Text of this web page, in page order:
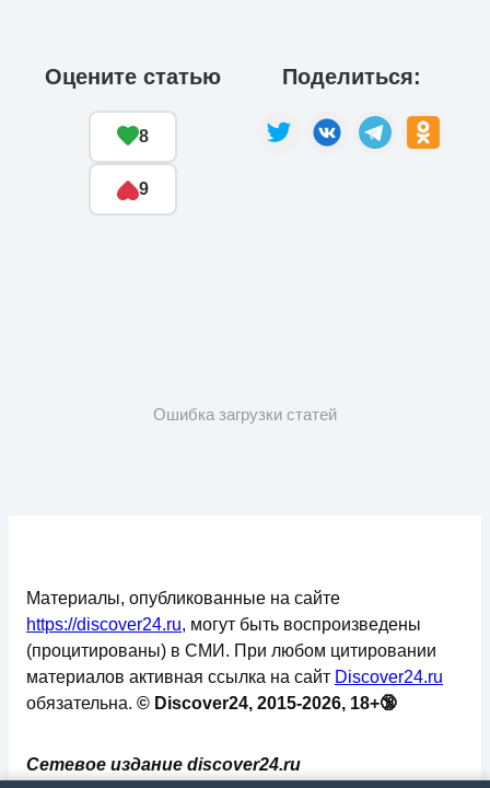
Оцените статью
8
9
Поделиться:
Ошибка загрузки статей
Сетевое издание discover24.ru
Материалы, опубликованные на сайте
https://discover24.ru, могут быть воспроизведены
(процитированы) в СМИ. При любом цитировании
материалов активная ссылка на сайт Discover24.ru
обязательна. © Discover24, 2015-2026, 18+🔞